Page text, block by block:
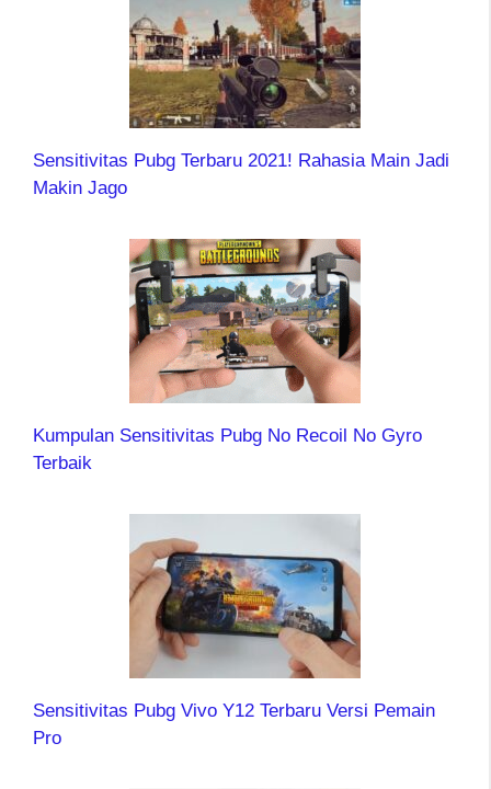
Sensitivitas Pubg Terbaru 2021! Rahasia Main Jadi
Makin Jago
Kumpulan Sensitivitas Pubg No Recoil No Gyro
Terbaik
Sensitivitas Pubg Vivo Y12 Terbaru Versi Pemain
Pro